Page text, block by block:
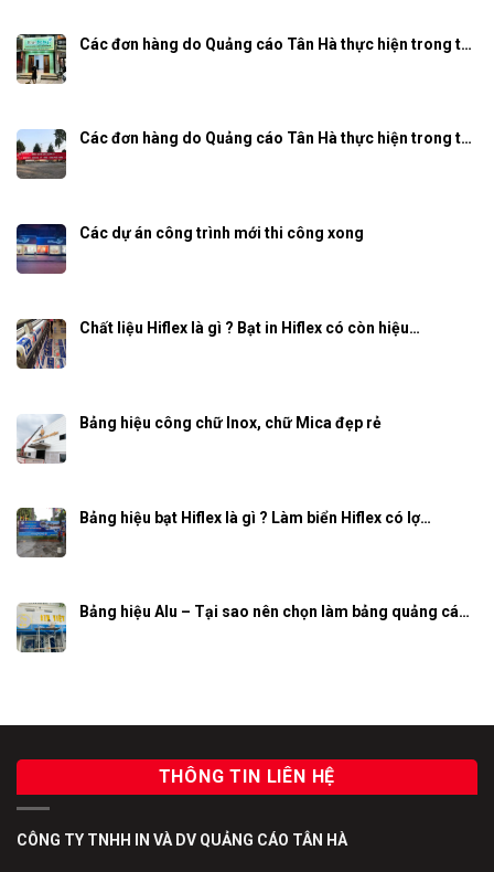
Các đơn hàng do Quảng cáo Tân Hà thực hiện trong t…
Các đơn hàng do Quảng cáo Tân Hà thực hiện trong t…
Các dự án công trình mới thi công xong
Chất liệu Hiflex là gì ? Bạt in Hiflex có còn hiệu…
Bảng hiệu công chữ Inox, chữ Mica đẹp rẻ
Bảng hiệu bạt Hiflex là gì ? Làm biển Hiflex có lợ…
Bảng hiệu Alu – Tại sao nên chọn làm bảng quảng cá…
THÔNG TIN LIÊN HỆ
CÔNG TY TNHH IN VÀ DV QUẢNG CÁO TÂN HÀ